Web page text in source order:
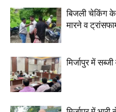
बिजली चेकिंग
मारने व
मिर्जापुर में